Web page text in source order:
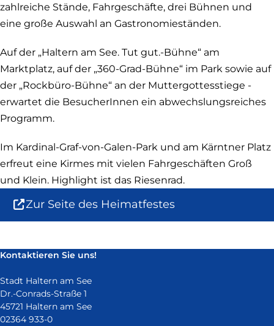
zahlreiche Stände, Fahrgeschäfte, drei Bühnen und
eine große Auswahl an Gastronomieständen.
Auf der „Haltern am See. Tut gut.-Bühne“ am
Marktplatz, auf der „360-Grad-Bühne“ im Park sowie auf
der „Rockbüro-Bühne“ an der Muttergottesstiege -
erwartet die BesucherInnen ein abwechslungsreiches
Programm.
Im Kardinal-Graf-von-Galen-Park und am Kärntner Platz
erfreut eine Kirmes mit vielen Fahrgeschäften Groß
und Klein. Highlight ist das Riesenrad.
Zur Seite des Heimatfestes
(Link
und
in
neuem
Fenster)
Kontaktieren Sie uns!
Stadt Haltern am See
Dr.-Conrads-Straße 1
45721 Haltern am See
02364 933-0